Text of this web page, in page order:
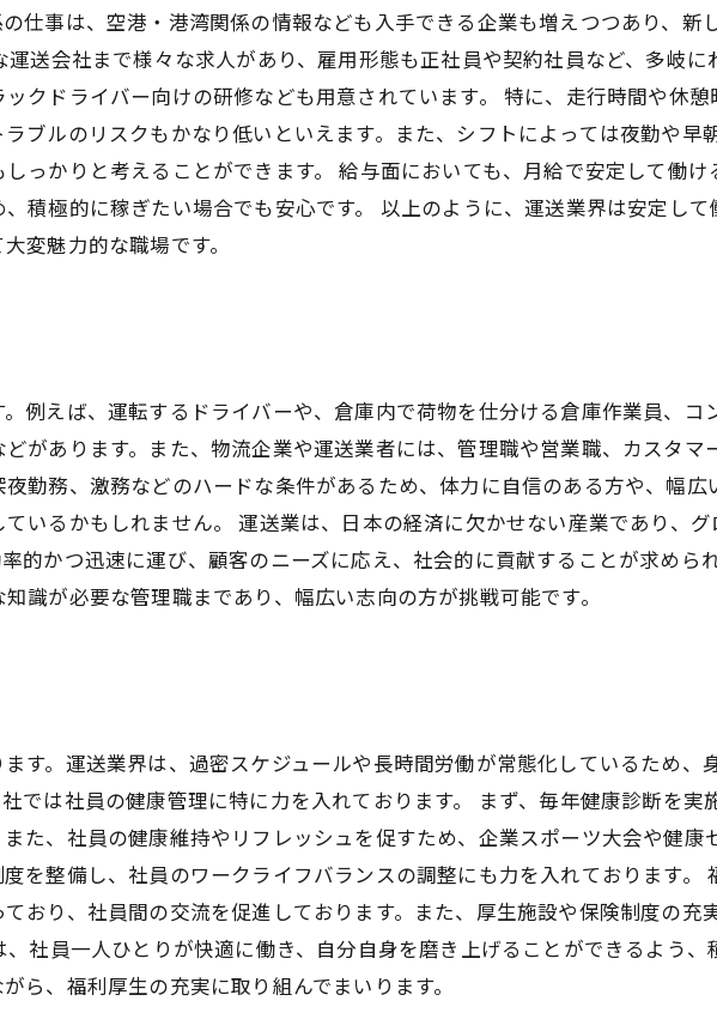
仕事は、空港・港湾関係の情報なども入手できる企業も増えつつあり、新
送会社まで様々な求人があり、雇用形態も正社員や契約社員など、多岐に
クドライバー向けの研修なども用意されています。 特に、走行時間や休
ブルのリスクもかなり低いといえます。また、シフトによっては夜勤や早
っかりと考えることができます。 給与面においても、月給で安定して働け
積極的に稼ぎたい場合でも安心です。 以上のように、運送業界は安定し
変魅力的な職場です。
例えば、運転するドライバーや、倉庫内で荷物を仕分ける倉庫作業員、コ
があります。また、物流企業や運送業者には、管理職や営業職、カスタマ
勤務、激務などのハードな条件があるため、体力に自信のある方や、幅広
いるかもしれません。 運送業は、日本の経済に欠かせない産業であり、
的かつ迅速に運び、顧客のニーズに応え、社会的に貢献することが求めら
識が必要な管理職まであり、幅広い志向の方が挑戦可能です。
す。運送業界は、過密スケジュールや長時間労働が常態化しているため、
では社員の健康管理に特に力を入れております。 まず、毎年健康診断を実
た、社員の健康維持やリフレッシュを促すため、企業スポーツ大会や健康
を整備し、社員のワークライフバランスの調整にも力を入れております。
おり、社員間の交流を促進しております。また、厚生施設や保険制度の充
社員一人ひとりが快適に働き、自分自身を磨き上げることができるよう、
ら、福利厚生の充実に取り組んでまいります。